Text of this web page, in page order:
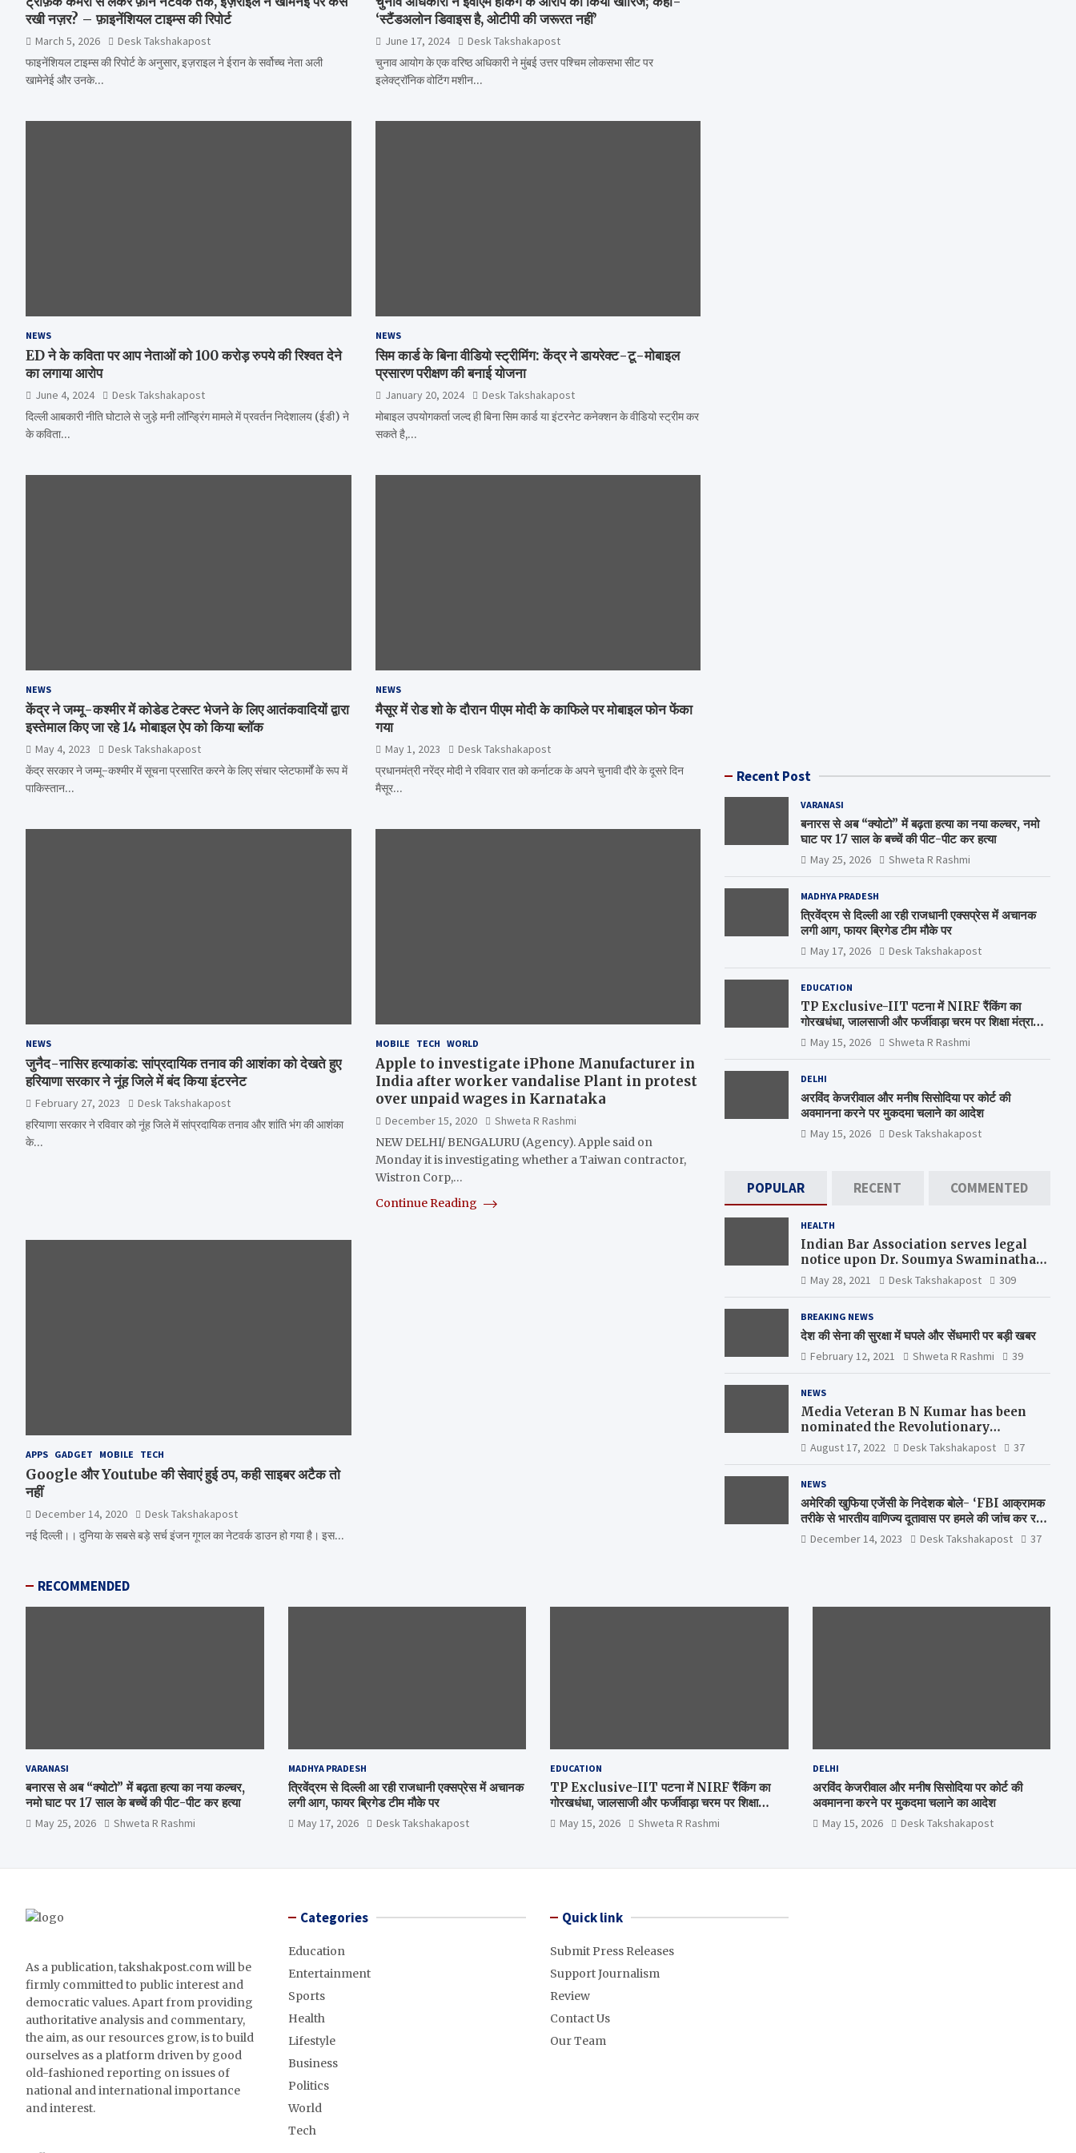
रखी नज़र? – फ़ाइनेंशियल टाइम्स की रिपोर्ट
March 5, 2026
Desk Takshakapost
फाइनेंशियल टाइम्स की रिपोर्ट के अनुसार, इज़राइल ने ईरान के सर्वोच्च नेता अली
खामेनेई और उनके…
‘स्टैंडअलोन डिवाइस है, ओटीपी की जरूरत नहीं’
June 17, 2024
Desk Takshakapost
चुनाव आयोग के एक वरिष्ठ अधिकारी ने मुंबई उत्तर पश्चिम लोकसभा सीट पर
इलेक्ट्रॉनिक वोटिंग मशीन…
NEWS
ED ने के कविता पर आप नेताओं को 100 करोड़ रुपये की रिश्वत देने
का लगाया आरोप
June 4, 2024
Desk Takshakapost
दिल्ली आबकारी नीति घोटाले से जुड़े मनी लॉन्ड्रिंग मामले में प्रवर्तन निदेशालय (ईडी) ने
के कविता…
NEWS
सिम कार्ड के बिना वीडियो स्ट्रीमिंग: केंद्र ने डायरेक्ट-टू-मोबाइल
प्रसारण परीक्षण की बनाई योजना
January 20, 2024
Desk Takshakapost
मोबाइल उपयोगकर्ता जल्द ही बिना सिम कार्ड या इंटरनेट कनेक्शन के वीडियो स्ट्रीम कर
सकते है,…
NEWS
केंद्र ने जम्मू-कश्मीर में कोडेड टेक्स्ट भेजने के लिए आतंकवादियों द्वारा
इस्तेमाल किए जा रहे 14 मोबाइल ऐप को किया ब्लॉक
May 4, 2023
Desk Takshakapost
केंद्र सरकार ने जम्मू-कश्मीर में सूचना प्रसारित करने के लिए संचार प्लेटफार्मों के रूप में
पाकिस्तान…
NEWS
मैसूर में रोड शो के दौरान पीएम मोदी के काफिले पर मोबाइल फोन फेंका
गया
May 1, 2023
Desk Takshakapost
प्रधानमंत्री नरेंद्र मोदी ने रविवार रात को कर्नाटक के अपने चुनावी दौरे के दूसरे दिन
मैसूर…
NEWS
जुनैद-नासिर हत्याकांड: सांप्रदायिक तनाव की आशंका को देखते हुए
हरियाणा सरकार ने नूंह जिले में बंद किया इंटरनेट
February 27, 2023
Desk Takshakapost
हरियाणा सरकार ने रविवार को नूंह जिले में सांप्रदायिक तनाव और शांति भंग की आशंका
के…
MOBILE TECH WORLD
Apple to investigate iPhone Manufacturer in
India after worker vandalise Plant in protest
over unpaid wages in Karnataka
December 15, 2020
Shweta R Rashmi
NEW DELHI/ BENGALURU (Agency). Apple said on
Monday it is investigating whether a Taiwan contractor,
Wistron Corp,…
Continue Reading
APPS GADGET MOBILE TECH
Google और Youtube की सेवाएं हुई ठप, कही साइबर अटैक तो
नहीं
December 14, 2020
Desk Takshakapost
नई दिल्ली।। दुनिया के सबसे बड़े सर्च इंजन गूगल का नेटवर्क डाउन हो गया है। इस…
Recent Post
VARANASI
बनारस से अब “क्योटो” में बढ़ता हत्या का नया कल्चर, नमो
घाट पर 17 साल के बच्चें की पीट-पीट कर हत्या
May 25, 2026 Shweta R Rashmi
MADHYA PRADESH
त्रिवेंद्रम से दिल्ली आ रही राजधानी एक्सप्रेस में अचानक
लगी आग, फायर ब्रिगेड टीम मौके पर
May 17, 2026 Desk Takshakapost
EDUCATION
TP Exclusive-IIT पटना में NIRF रैंकिंग का
गोरखधंधा, जालसाजी और फर्जीवाड़ा चरम पर शिक्षा मंत्रालय
कब जागेगा ?
May 15, 2026 Shweta R Rashmi
DELHI
अरविंद केजरीवाल और मनीष सिसोदिया पर कोर्ट की
अवमानना करने पर मुकदमा चलाने का आदेश
May 15, 2026 Desk Takshakapost
POPULAR RECENT COMMENTED
HEALTH
Indian Bar Association serves legal
notice upon Dr. Soumya Swaminathan,
the Chief Scientist, WHO
May 28, 2021 Desk Takshakapost 309
BREAKING NEWS
देश की सेना की सुरक्षा में घपले और सेंधमारी पर बड़ी खबर
February 12, 2021 Shweta R Rashmi 39
NEWS
Media Veteran B N Kumar has been
nominated the Revolutionary
Comrade Shiv Varma Media Award
2022-23
August 17, 2022 Desk Takshakapost 37
NEWS
अमेरिकी खुफिया एजेंसी के निदेशक बोले- ‘FBI आक्रामक
तरीके से भारतीय वाणिज्य दूतावास पर हमले की जांच कर रही
है’December 14, 2023 Desk Takshakapost 37
RECOMMENDED
VARANASI
बनारस से अब “क्योटो” में बढ़ता हत्या का नया कल्चर,
नमो घाट पर 17 साल के बच्चें की पीट-पीट कर हत्या
May 25, 2026 Shweta R Rashmi
MADHYA PRADESH
त्रिवेंद्रम से दिल्ली आ रही राजधानी एक्सप्रेस में अचानक
लगी आग, फायर ब्रिगेड टीम मौके पर
May 17, 2026 Desk Takshakapost
EDUCATION
TP Exclusive-IIT पटना में NIRF रैंकिंग का
गोरखधंधा, जालसाजी और फर्जीवाड़ा चरम पर शिक्षा
मंत्रालय कब जागेगा ?
May 15, 2026 Shweta R Rashmi
DELHI
अरविंद केजरीवाल और मनीष सिसोदिया पर कोर्ट की
अवमानना करने पर मुकदमा चलाने का आदेश
May 15, 2026 Desk Takshakapost
As a publication, takshakpost.com will be
firmly committed to public interest and
democratic values. Apart from providing
authoritative analysis and commentary,
the aim, as our resources grow, is to build
ourselves as a platform driven by good
old-fashioned reporting on issues of
national and international importance
and interest.
Categories
Education
Entertainment
Sports
Health
Lifestyle
Business
Politics
World
Tech
Quick link
Submit Press Releases
Support Journalism
Review
Contact Us
Our Team